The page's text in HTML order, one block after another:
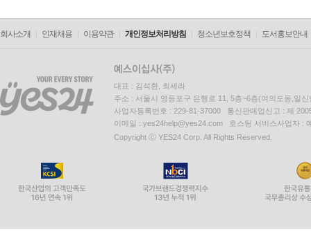
회사소개 인재채용 이용약관 개인정보처리방침 청소년보호정책 도서홍보안내
대표 : 김석환, 최세라
주소 : 서울시 영등포구 은행로 11, 5층~6층(여의도동,일신
사업자등록번호 : 229-81-37000 통신판매업신고 : 제
이메일 : yes24help@yes24.com 호스팅 서비스사업자 :
Copyright ⓒ YES24 Corp. All Rights Reserved.